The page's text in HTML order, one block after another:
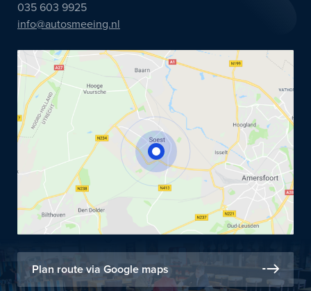
035 603 9925
info@autosmeeing.nl
Plan route via Google maps